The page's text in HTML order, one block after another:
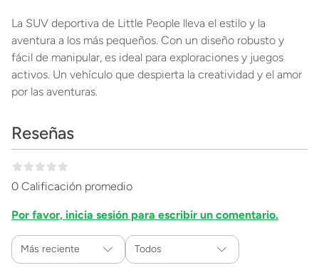
La SUV deportiva de Little People lleva el estilo y la
aventura a los más pequeños. Con un diseño robusto y
fácil de manipular, es ideal para exploraciones y juegos
activos. Un vehículo que despierta la creatividad y el amor
por las aventuras.
Reseñas
0 Calificación promedio
Por favor, inicia sesión para escribir un comentario.
Más reciente Todos